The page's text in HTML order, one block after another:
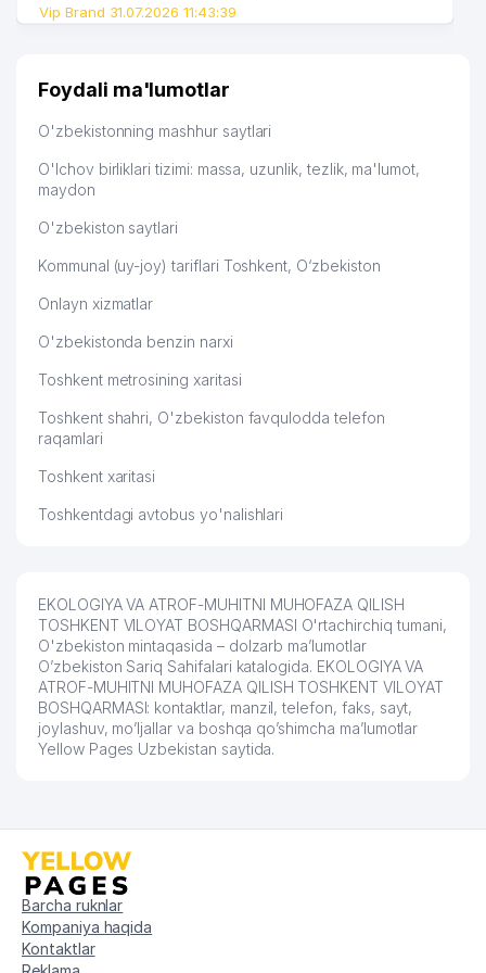
51
BO'Z IKKINCHI KOMMUNAL UY-JOY
524 м
52
№225
53 FPI DELIVERY SERVIS MChJ
54
CHERNOV PLAST XUSUSIY
MChJ
56 GALIKA VAKOLATXONA
MOHINISO-SAVDO XUSUSIY
58
BIZNES MASH-KONSTRUKTOR
MChJ
550 м
59 DILAN TECHNO CARD MChJ
ELEPHANT GROUP XUSUSIY
62 ACCOOLA CORPORATION MChJ 561 м
63 FIBECO MChJ 574 м
64
URAL TANSIQBAEV MEMORIAL
MUZEYI
576 м
67
NARIMOV T.K. YAKKA TARTIBDAGI
TADBIRKOR
68 RESPEKT STYLE MChJ
69
Vip Brand 31.07.2026 11:43:39
Foydali ma'lumotlar
O'zbekistonning mashhur saytlari
O'lchov birliklari tizimi: massa, uzunlik, tezlik, ma'lumot,
maydon
O'zbekiston saytlari
Kommunal (uy-joy) tariflari Toshkent, O‘zbekiston
Onlayn xizmatlar
O'zbekistonda benzin narxi
Toshkent metrosining xaritasi
Toshkent shahri, O'zbekiston favqulodda telefon
raqamlari
Toshkent xaritasi
Toshkentdagi avtobus yo'nalishlari
EKOLOGIYA VA ATROF-MUHITNI MUHOFAZA QILISH
TOSHKENT VILOYAT BOSHQARMASI O'rtachirchiq tumani,
O'zbekiston mintaqasida – dolzarb ma’lumotlar
O’zbekiston Sariq Sahifalari katalogida. EKOLOGIYA VA
ATROF-MUHITNI MUHOFAZA QILISH TOSHKENT VILOYAT
BOSHQARMASI: kontaktlar, manzil, telefon, faks, sayt,
joylashuv, mo’ljallar va boshqa qo’shimcha ma’lumotlar
Yellow Pages Uzbekistan saytida.
Barcha ruknlar
Kompaniya haqida
Kontaktlar